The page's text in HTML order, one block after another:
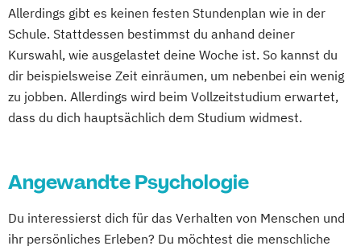
Allerdings gibt es keinen festen Stundenplan wie in der
Schule. Stattdessen bestimmst du anhand deiner
Kurswahl, wie ausgelastet deine Woche ist. So kannst du
dir beispielsweise Zeit einräumen, um nebenbei ein wenig
zu jobben. Allerdings wird beim Vollzeitstudium erwartet,
dass du dich hauptsächlich dem Studium widmest.
Angewandte Psychologie
Du interessierst dich für das Verhalten von Menschen und
ihr persönliches Erleben? Du möchtest die menschliche